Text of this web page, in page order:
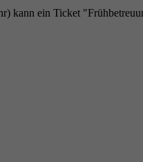
ein Ticket